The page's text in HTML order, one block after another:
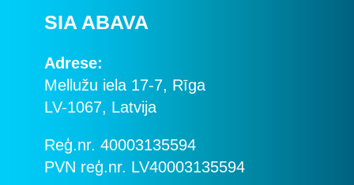
SIA ABAVA
Adrese:
Mellužu iela 17-7, Rīga
LV-1067, Latvija
Reģ.nr. 40003135594
PVN reģ.nr. LV40003135594